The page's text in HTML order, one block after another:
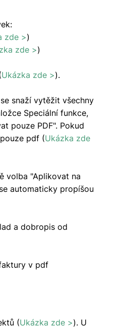
zde >)
zde >)
Ukázka zde >).
se snaží vytěžit všechny
Speciální funkce,
pouze PDF". Pokud
pdf (Ukázka zde
volba "Aplikovat na
automaticky propíšou
a dobropis od
v pdf
(Ukázka zde >). U